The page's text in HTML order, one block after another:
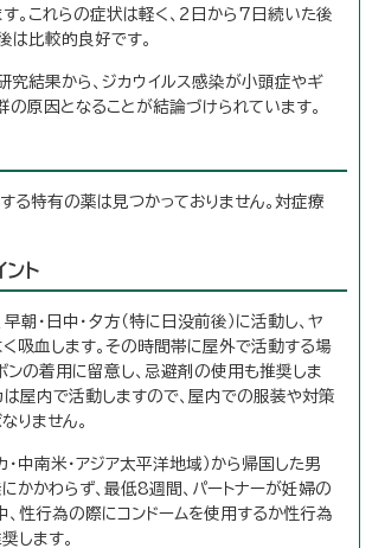
。これらの症状は軽く、2日から7日続いた後
は比較的良好です。
究結果から、ジカウイルス感染が小頭症やギ
の原因となることが結論づけられています。
る特有の薬は見つかっておりません。対症療
ト
早朝・日中・夕方（特に日没前後）に活動し、ヤ
吸血します。その時間帯に屋外で活動する場
ンの着用に留意し、忌避剤の使用も推奨しま
は屋内で活動しますので、屋内での服装や対策
りません。
・中南米・アジア太平洋地域）から帰国した男
かかわらず、最低8週間、パートナーが妊婦の
性行為の際にコンドームを使用するか性行為
します。